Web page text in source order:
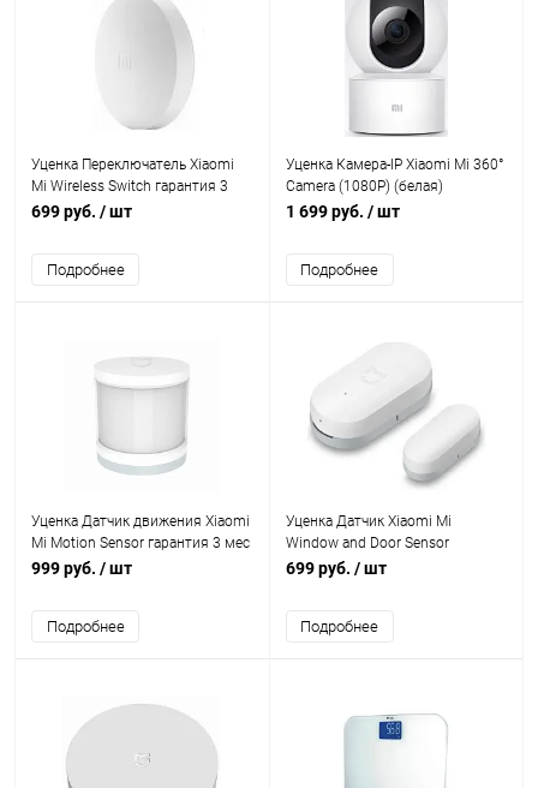
Уценка Переключатель Xiaomi
Mi Wireless Switch гарантия 3
мес
699 руб. / шт
Подробнее
Уценка Камера-IP Xiaomi Mi 360°
Camera (1080P) (белая)
гарантия 3 мес
1 699 руб. / шт
Подробнее
Уценка Датчик движения Xiaomi
Mi Motion Sensor гарантия 3 мес
999 руб. / шт
Подробнее
Уценка Датчик Xiaomi Mi
Window and Door Sensor
гарантия 3 мес
699 руб. / шт
Подробнее